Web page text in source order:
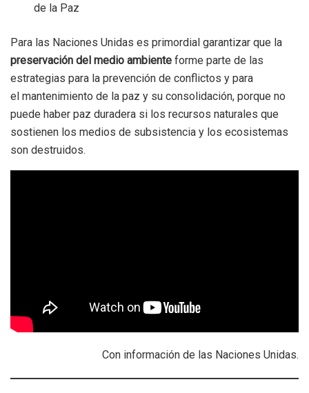
de la Paz
Para las Naciones Unidas es primordial garantizar que la
preservación del medio ambiente forme parte de las
estrategias para la prevención de conflictos y para
el mantenimiento de la paz y su consolidación, porque no
puede haber paz duradera si los recursos naturales que
sostienen los medios de subsistencia y los ecosistemas
son destruidos.
Con información de las Naciones Unidas.